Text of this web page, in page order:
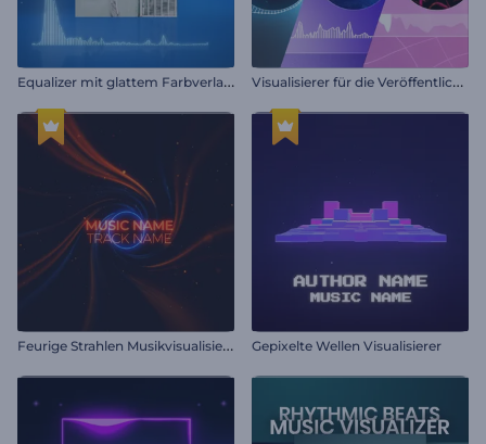
E
qualizer mit glattem Farbverlauf V
isualisierer für die Veröffentlichung von Musikalben
F
eurige Strahlen Musikvisualisierer Gepixelte Wellen Visualisierer